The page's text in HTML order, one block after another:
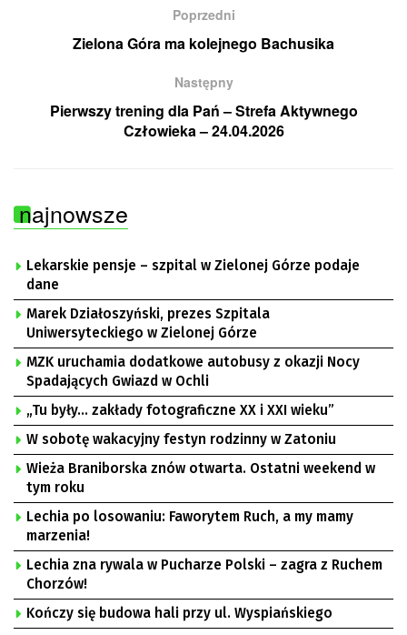
Poprzedni
Zielona Góra ma kolejnego Bachusika
Następny
Pierwszy trening dla Pań – Strefa Aktywnego
Człowieka – 24.04.2026
najnowsze
Lekarskie pensje – szpital w Zielonej Górze podaje
dane
Marek Działoszyński, prezes Szpitala
Uniwersyteckiego w Zielonej Górze
MZK uruchamia dodatkowe autobusy z okazji Nocy
Spadających Gwiazd w Ochli
„Tu były… zakłady fotograficzne XX i XXI wieku”
W sobotę wakacyjny festyn rodzinny w Zatoniu
Wieża Braniborska znów otwarta. Ostatni weekend w
tym roku
Lechia po losowaniu: Faworytem Ruch, a my mamy
marzenia!
Lechia zna rywala w Pucharze Polski – zagra z Ruchem
Chorzów!
Kończy się budowa hali przy ul. Wyspiańskiego